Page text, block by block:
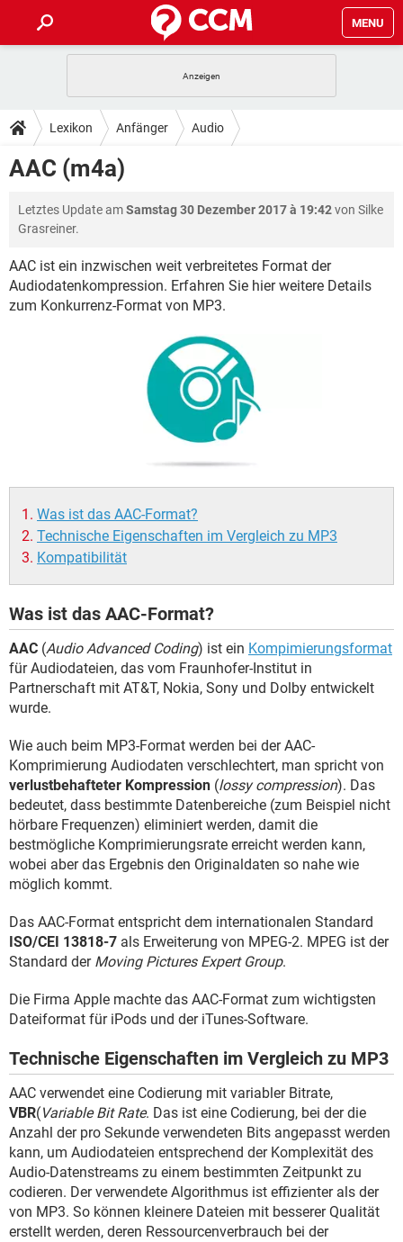
MENU
ANDROID IOS
WINDOWS 10
FACEBOOK
TIPPS & TRICKS
SPIELE STREAMING
ANDROID
WINDOWS 10 INSTAGRAM
FACEBOOK HARDWARE
DOWNLOADS
ANDROID
WHATSAPP TIKTOK
FORUM
ANDROID IOS
WINDOWS 10 INSTAGRAM
HARDWARE
SPIELE STREAMING
INSTAGRAM
TIKTOK
HARDWARE
Lexikon Anfänger Audio
AAC (m4a)
Letztes Update amSamstag 30 Dezember 2017 à 19:42von Silke
Grasreiner.
AAC ist ein inzwischen weit verbreitetes Format der
Audiodatenkompression. Erfahren Sie hier weitere Details
zum Konkurrenz-Format von MP3.
Was ist das AAC-Format?
Technische Eigenschaften im Vergleich zu MP3
Kompatibilität
Was ist das AAC-Format?
AAC (Audio Advanced Coding) ist ein Kompimierungsformat
für Audiodateien, das vom Fraunhofer-Institut in
Partnerschaft mit AT&T, Nokia, Sony und Dolby entwickelt
wurde.
Wie auch beim MP3-Format werden bei der AAC-
Komprimierung Audiodaten verschlechtert, man spricht von
verlustbehafteter Kompression (lossy compression). Das
bedeutet, dass bestimmte Datenbereiche (zum Beispiel nicht
hörbare Frequenzen) eliminiert werden, damit die
bestmögliche Komprimierungsrate erreicht werden kann,
wobei aber das Ergebnis den Originaldaten so nahe wie
möglich kommt.
Das AAC-Format entspricht dem internationalen Standard
ISO/CEI 13818-7 als Erweiterung von MPEG-2. MPEG ist der
Standard der Moving Pictures Expert Group.
Die Firma Apple machte das AAC-Format zum wichtigsten
Dateiformat für iPods und der iTunes-Software.
Technische Eigenschaften im Vergleich zu MP3
AAC verwendet eine Codierung mit variabler Bitrate,
VBR(Variable Bit Rate. Das ist eine Codierung, bei der die
Anzahl der pro Sekunde verwendeten Bits angepasst werden
kann, um Audiodateien entsprechend der Komplexität des
Audio-Datenstreams zu einem bestimmten Zeitpunkt zu
codieren. Der verwendete Algorithmus ist effizienter als der
von MP3. So können kleinere Dateien mit besserer Qualität
erstellt werden, deren Ressourcenverbrauch bei der